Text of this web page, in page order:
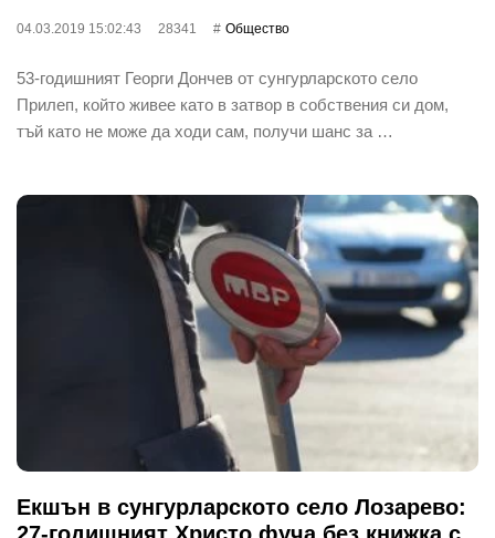
04.03.2019 15:02:43 28341 Общество
53-годишният Георги Дончев от сунгурларското село
Прилеп, който живее като в затвор в собствения си дом,
тъй като не може да ходи сам, получи шанс за …
Екшън в сунгурларското село Лозарево: